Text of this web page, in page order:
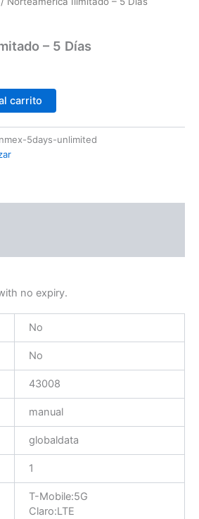
– 5 Días
carrito
5days-unlimited
no expiry.
No
No
43008
manual
globaldata
1
T-Mobile:5G
Claro:LTE